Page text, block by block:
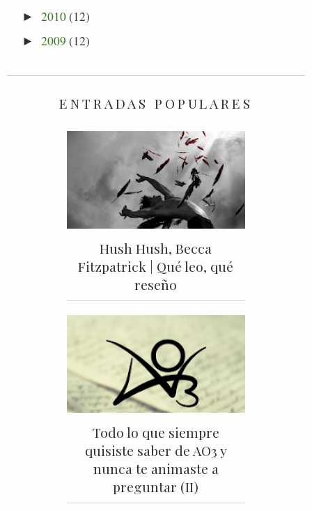
►2010(12)
►2009 (12)
ENTRADAS POPULARES
Hush Hush, Becca
Fitzpatrick | Qué leo, qué
reseño
Todo lo que siempre
quisiste saber de AO3 y
nunca te animaste a
preguntar (II)